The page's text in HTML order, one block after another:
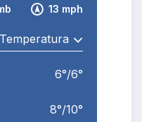
13 mph
6°/6°
8°/10°